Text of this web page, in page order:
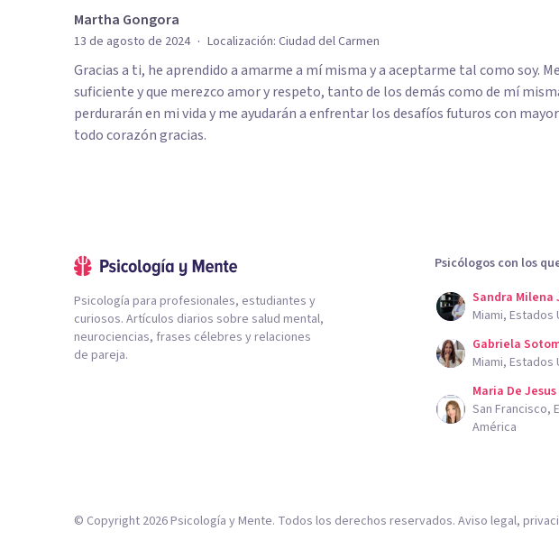
Martha Gongora
13 de agosto de 2024 · Localización: Ciudad del Carmen
Gracias a ti, he aprendido a amarme a mí misma y a aceptarme tal como soy.
suficiente y que merezco amor y respeto, tanto de los demás como de mí
perdurarán en mi vida y me ayudarán a enfrentar los desafíos futuros con
todo corazón gracias.
Psicología para profesionales, estudiantes y
curiosos. Artículos diarios sobre salud mental,
neurociencias, frases célebres y relaciones
de pareja.
Psicólogos con los
Sandra Milena
Miami, Estados
Gabriela
Miami, Estados
Maria De
San Francisco,
América
© Copyright 2026Psicología y Mente. Todos los derechos reservados. Aviso legal,